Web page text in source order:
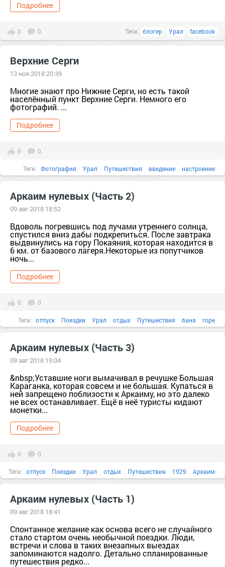
Подробнее
0 0 Теги: блогер Урал facebook
Верхние Серги
13 ноя 2018 20:39
Многие знают про Нижние Серги, но есть такой
населённый пункт Верхние Серги. Немного его
фотографий. ...
Подробнее
0 0
Теги: Фотография Урал Путешествия введение настроение
Аркаим нулевых (Часть 2)
09 авг 2018 18:52
Вдоволь погревшись под лучами утреннего солнца,
спустился вниз дабы подкрепиться. После завтрака
выдвинулись на гору Покаяния, которая находится в
6 км. от базового лагеря.Некоторые из попутчиков
ночь...
Подробнее
0 0
Теги: отпуск Поездки Урал отдых Путешествия баня горе
Аркаим нулевых (Часть 3)
09 авг 2018 19:04
&nbsp;Уставшие ноги вымачивал в речушке Большая
Караганка, которая совсем и не большая. Купаться в
ней запрещено поблизости к Аркаиму, но это далеко
не всех останавливает. Ещё в неё туристы кидают
монетки...
Подробнее
0 0
Теги: отпуск Поездки Урал отдых Путешествия 1929 Аркаим
Аркаим нулевых (Часть 1)
09 авг 2018 18:41
Спонтанное желание как основа всего не случайного
стало стартом очень необычной поездки. Люди,
встречи и слова в таких внезапных выездах
запоминаются надолго. Детально спланированные
путешествия редко...